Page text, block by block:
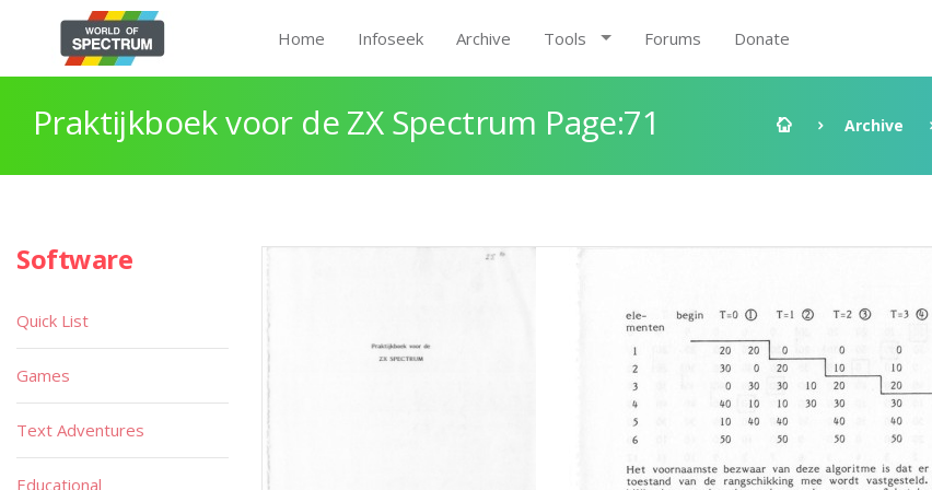
Home Infoseek Archive Tools Forums Donate
Praktijkboek voor de ZX Spectrum Page:71 Archive
Software
Quick List
Games
Text Adventures
Educational